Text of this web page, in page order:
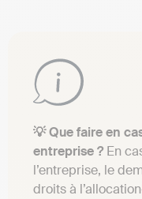
💡 Que faire en
entreprise ? En
l’entreprise, le
droits à